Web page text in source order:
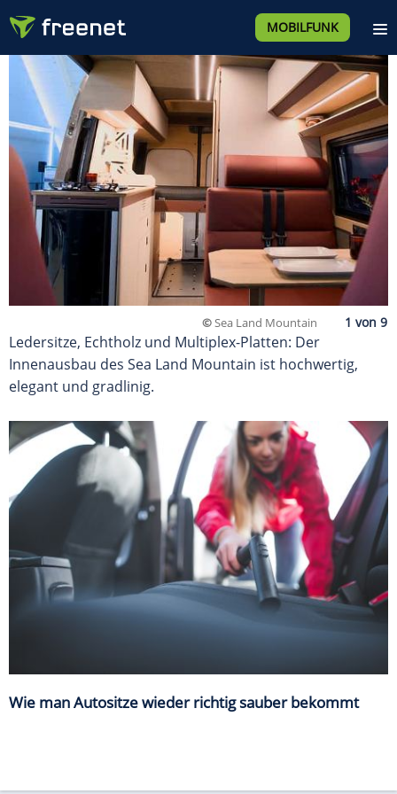
MOBILFUNK
©Sea Land Mountain
Ledersitze, Echtholz und Multiplex-Platten: Der
Innenausbau des Sea Land Mountain ist hochwertig,
elegant und gradlinig.
Wie man Autositze wieder richtig sauber bekommt